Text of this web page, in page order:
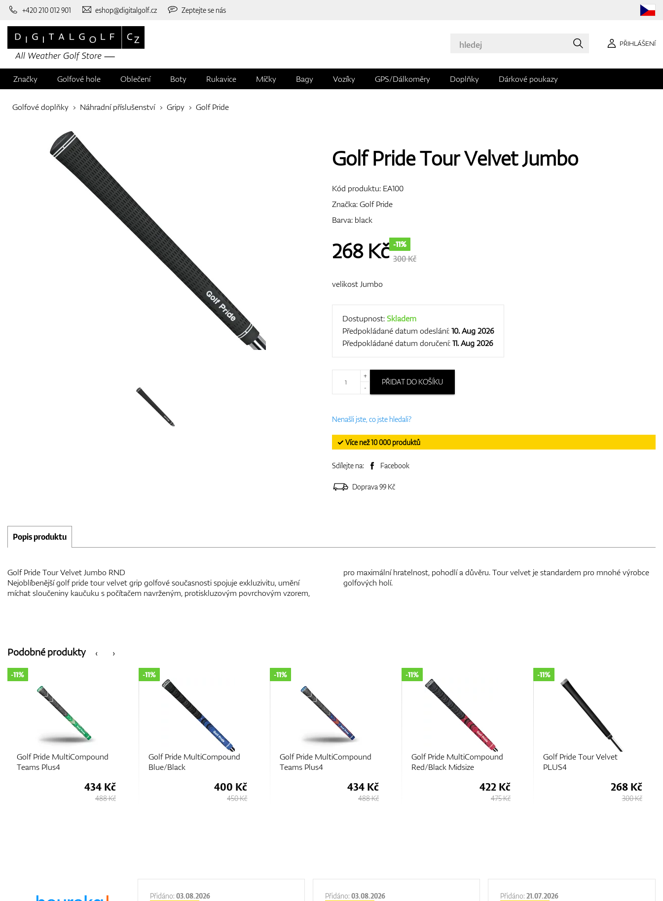
+420 210 012 901 eshop@digitalgolf.cz Zeptejte se nás
PŘIHLÁŠENÍ
Značky Golfové hole Oblečení Boty Rukavice Míčky Bagy Vozíky GPS/Dálkoměry Doplňky Dárkové poukazy
Golfové doplňky Náhradní příslušenství Gripy Golf Pride
Golf Pride Tour Velvet Jumbo
Kód produktu: EA100
Značka:Golf Pride
Barva: black
268Kč -11%
300 Kč
velikost Jumbo
Dostupnost:Skladem
Předpokládané datum odeslání:10. Aug 2026
Předpokládané datum doručení:11. Aug 2026
+
-
PŘIDAT DO KOŠÍKU
Nenašli jste, co jste hledali?
✓ Více než 10 000 produktů
Sdílejte na: Facebook
Doprava 99 Kč
Popis produktu
Golf Pride Tour Velvet Jumbo RND
Nejoblíbenější golf pride tour velvet grip golfové současnosti spojuje exkluzivitu, umění
míchat sloučeniny kaučuku s počítačem navrženým, protiskluzovým povrchovým vzorem,
pro maximální hratelnost, pohodlí a důvěru. Tour velvet je standardem pro mnohé výrobce
golfových holí.
‹
Podobné produkty ›
Golf Pride MultiCompound
Teams Plus4
-11%
434 Kč
488 Kč
Golf Pride MultiCompound
Blue/Black
-11%
400 Kč
450 Kč
Golf Pride MultiCompound
Teams Plus4
-11%
434 Kč
488 Kč
Golf Pride MultiCompound
Red/Black Midsize
-11%
422 Kč
475 Kč
Golf Pride Tour Velvet
PLUS4
-11%
268 Kč
300 Kč
Přidáno:03.08.2026 Přidáno:03.08.2026 Přidáno:21.07.2026